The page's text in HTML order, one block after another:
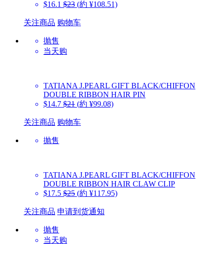
$16.1 $23 (約 ¥108.51)
关注商品 购物车
抛售
当天购
TATIANA J.PEARL GIFT BLACK/CHIFFON
DOUBLE RIBBON HAIR PIN
$14.7 $21 (約 ¥99.08)
关注商品 购物车
抛售
TATIANA J.PEARL GIFT BLACK/CHIFFON
DOUBLE RIBBON HAIR CLAW CLIP
$17.5 $25 (約 ¥117.95)
关注商品 申请到货通知
抛售
当天购